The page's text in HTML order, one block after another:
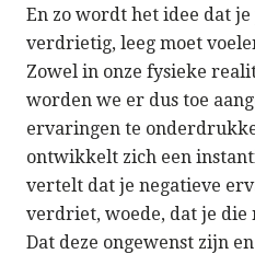
En zo wordt het idee dat
verdrietig, leeg moet
Zowel in onze fysieke
worden we er dus toe
ervaringen te
ontwikkelt zich een
vertelt dat je negatieve
verdriet, woede, dat je die
Dat deze ongewenst zijn